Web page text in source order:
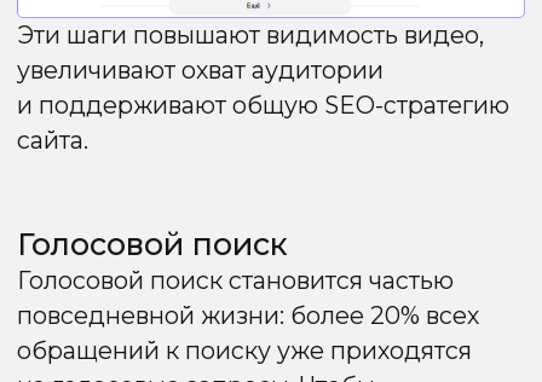
безопасность и надёжность сайта. Сюда
входят корректная работа SSL, открытая
контактная информация, отсутствие
и прозрачность бизнеса.
за низкокачественный контент.
Ссылочный профиль
сайта
Ссылочный профиль остаётся одним